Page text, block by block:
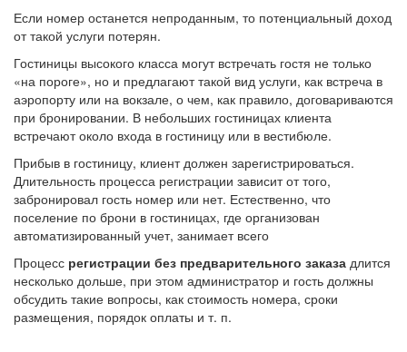
Если номер останется непроданным, то потенциальный доход
от такой услуги потерян.
Гостиницы высокого класса могут встречать гостя не только
«на пороге», но и предлагают такой вид услуги, как встреча в
аэропорту или на вокзале, о чем, как правило, договариваются
при бронировании. В небольших гостиницах клиента
встречают около входа в гостиницу или в вестибюле.
Прибыв в гостиницу, клиент должен зарегистрироваться.
Длительность процесса регистрации зависит от того,
забронировал гость номер или нет. Естественно, что
поселение по брони в гостиницах, где организован
автоматизированный учет, занимает всего
Процесс регистрации без предварительного заказа длится
несколько дольше, при этом администратор и гость должны
обсудить такие вопросы, как стоимость номера, сроки
размещения, порядок оплаты и т. п.